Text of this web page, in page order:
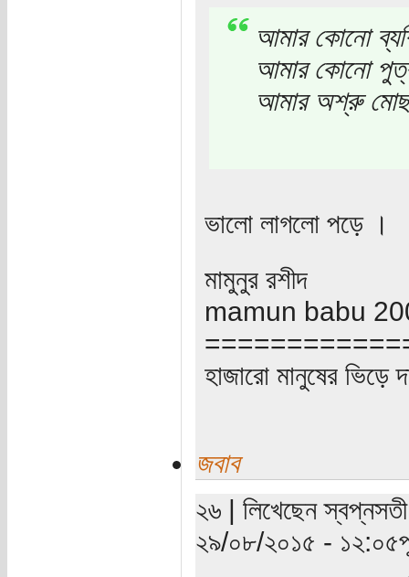
আমার কোনো
আমার কোনো
আমার অশ্রু
ভালো লাগলো পড়ে ।
মামুনুর রশীদ
mamun babu
হাজারো মানুষের ভিড়ে
জবাব
২৬ | লিখেছেন
২৯/০৮/২০১৫ -